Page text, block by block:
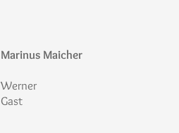
Marinus Maicher
Werner
Gast